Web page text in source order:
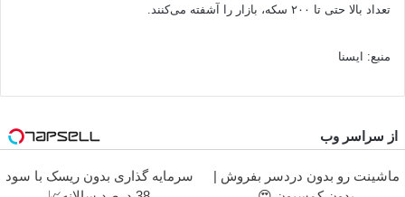
تعداد بالا حتی تا ۲۰۰ سکه، بازار را آشفته می‌کنند.
منبع: ایسنا
از سراسر وب
ماشینت رو بدون دردسر بفروش |
سرمایه گذاری بدون ریسک با سود